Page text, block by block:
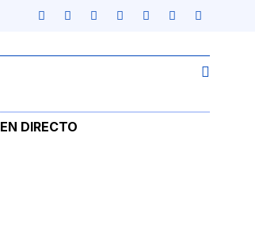
EN DIRECTO